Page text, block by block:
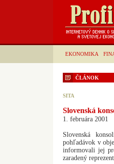
EKONOMIKA
ČLÁNOK
SITA
Slovenská
1. februára 2001
Slovenská
pohľadávok v
informovali jej
zaradený